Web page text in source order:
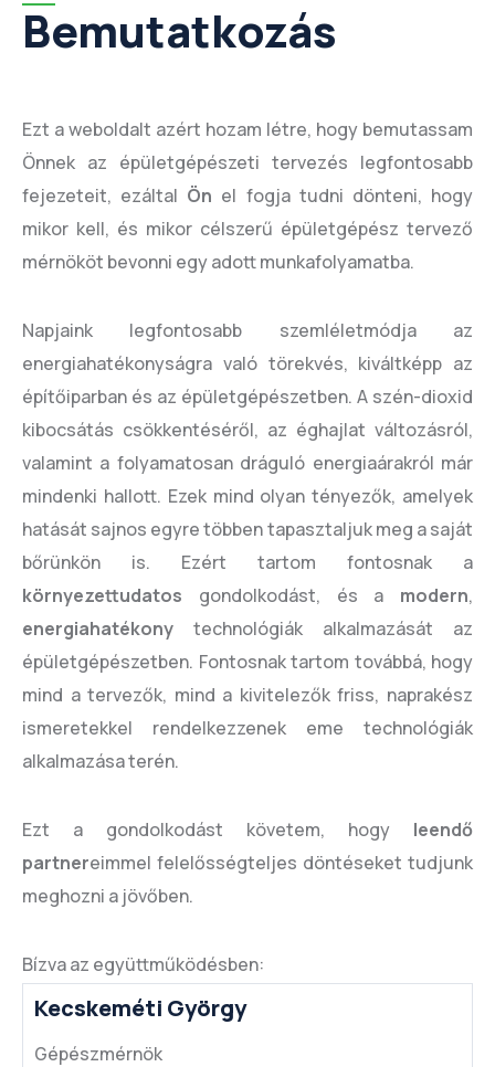
Bemutatkozás
Ezt a weboldalt azért hozam létre, hogy bemutassam
Önnek az épületgépészeti tervezés legfontosabb
fejezeteit, ezáltal Ön el fogja tudni dönteni, hogy
mikor kell, és mikor célszerű épületgépész tervező
mérnököt bevonni egy adott munkafolyamatba.
Napjaink legfontosabb szemléletmódja az
energiahatékonyságra való törekvés, kiváltképp az
építőiparban és az épületgépészetben. A szén-dioxid
kibocsátás csökkentéséről, az éghajlat változásról,
valamint a folyamatosan dráguló energiaárakról már
mindenki hallott. Ezek mind olyan tényezők, amelyek
hatását sajnos egyre többen tapasztaljuk meg a saját
bőrünkön is. Ezért tartom fontosnak a
környezettudatos gondolkodást, és a modern,
energiahatékony technológiák alkalmazását az
épületgépészetben. Fontosnak tartom továbbá, hogy
mind a tervezők, mind a kivitelezők friss, naprakész
ismeretekkel rendelkezzenek eme technológiák
alkalmazása terén.
Ezt a gondolkodást követem, hogy leendő
partnereimmel felelősségteljes döntéseket tudjunk
meghozni a jövőben.
Bízva az együttműködésben:
Kecskeméti György
Gépészmérnök